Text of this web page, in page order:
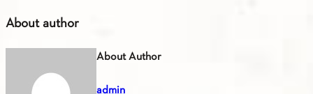
About author
About Author
admin